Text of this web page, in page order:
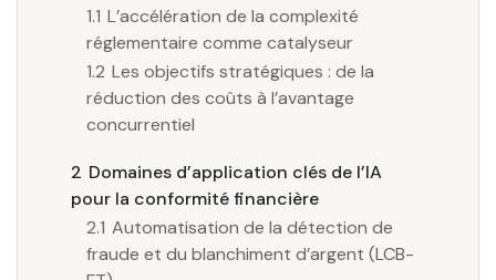
1.1 L’accélération de la complexité
réglementaire comme catalyseur
1.2 Les objectifs stratégiques : de la
réduction des coûts à l’avantage
concurrentiel
2 Domaines d’application clés de l’IA
pour la conformité financière
2.1 Automatisation de la détection de
fraude et du blanchiment d’argent (LCB-